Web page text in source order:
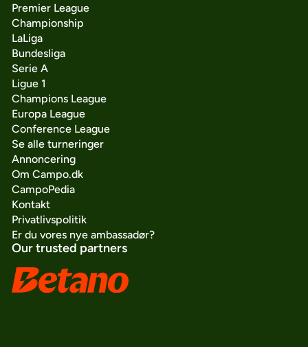
Premier League
Championship
LaLiga
Bundesliga
Serie A
Ligue 1
Champions League
Europa League
Conference League
Se alle turneringer
Annoncering
Om Campo.dk
CampoPedia
Kontakt
Privatlivspolitik
Er du vores nye ambassadør?
Our trusted partners